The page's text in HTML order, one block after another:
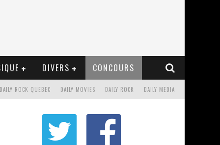
DIVERS CONCOURS
DAILY MEDIA
DAILY ROCK
DAILY MOVIES
DAILY ROCK QUEBEC